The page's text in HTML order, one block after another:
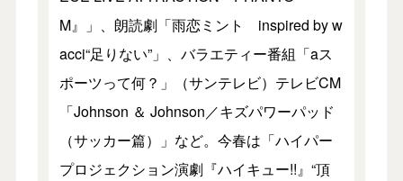
M』」、朗読劇「雨恋ミント inspired by w
acci“足りない”」、バラエティー番組「aス
ポーツって何？」（サンテレビ）テレビCM
「Johnson ＆ Johnson／キズパワーパッド
（サッカー篇）」など。今春は「ハイパー
プロジェクション演劇『ハイキュー!!』“頂